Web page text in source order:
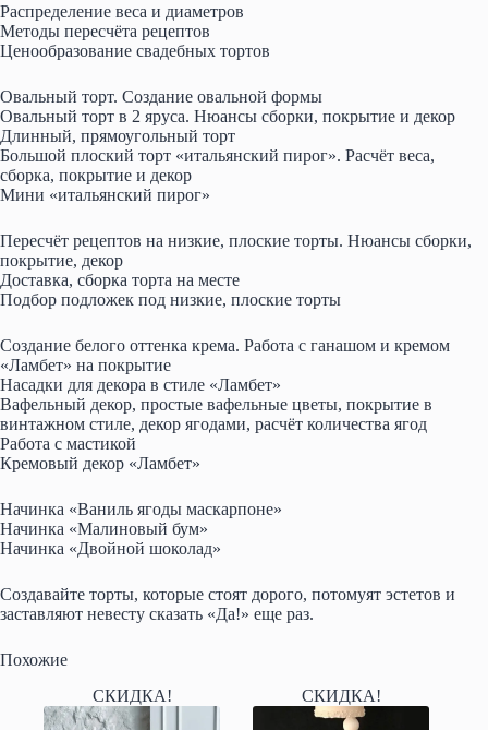
Распределение веса и диаметров
Методы пересчёта рецептов
Ценообразование свадебных тортов
Овальный торт. Создание овальной формы
Овальный торт в 2 яруса. Нюансы сборки, покрытие и декор
Длинный, прямоугольный торт
Большой плоский торт «итальянский пирог». Расчёт веса,
сборка, покрытие и декор
Мини «итальянский пирог»
Пересчёт рецептов на низкие, плоские торты. Нюансы сборки,
покрытие, декор
Доставка, сборка торта на месте
Подбор подложек под низкие, плоские торты
Создание белого оттенка крема. Работа с ганашом и кремом
«Ламбет» на покрытие
Насадки для декора в стиле «Ламбет»
Вафельный декор, простые вафельные цветы, покрытие в
винтажном стиле, декор ягодами, расчёт количества ягод
Работа с мастикой
Кремовый декор «Ламбет»
Начинка «Ваниль ягоды маскарпоне»
Начинка «Малиновый бум»
Начинка «Двойной шоколад»
Создавайте торты, которые стоят дорого, потомуят эстетов и
заставляют невесту сказать «Да!» еще раз.
Похожие
СКИДКА!
СКИДКА!